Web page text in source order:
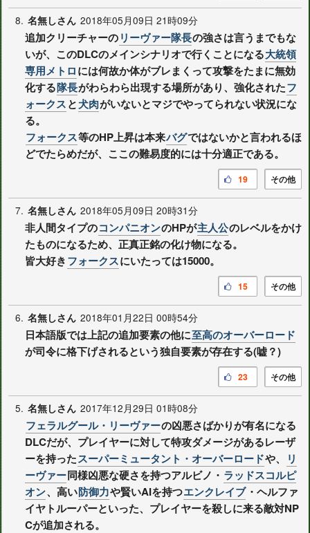
8. 名無しさん 2018年05月09日 21時09分
追加クリーチャーのリーヴァー隊長の強さは言うまでもな
いが、このDLCのメインシナリオで行くことになる大統領
専用メトロには何故か体がブレまくって攻撃をたまに無効
化する隊長がわらわら出現する場所があり、強化されたフ
ォークスと犬肉がいないとマジでやってられない状況にな
る。
フォークス等のHP上昇は本来バグではないかと言われるほ
どでたらめだが、ここの難易度的には十分適正である。
その他
19
7. 名無しさん 2018年05月09日 20時31分
非人間タイプのコンパニオンのHPが主人公のレベルをかけ
たものになるため、正真正銘の化け物になる。
皆大好きフォークスにいたっては15000。
その他
15
6. 名無しさん 2018年01月22日 00時54分
日本語版では上記の追加要素の他に至高のオーバーロード
が司令に格下げされるという独自要素が存在する(嘘？)
その他
23
5. 名無しさん 2017年12月29日 01時08分
フェラルグール・リーヴァーの凶悪さばかりが有名になる
DLCだが、プレイヤーに対して特攻ダメージがあるレーザ
ーを持ったスーパーミュータント・オーバーロードや、
リ
ーヴァー同様凶悪な硬さを持つアルビノ・ ラッドスコルピ
オン、高い防御力や賢いAIを持つエンクレイブ ・ヘルファ
イヤトルーパーといった、プレイヤーを殺しに来る敵対NP
Cが追加される。